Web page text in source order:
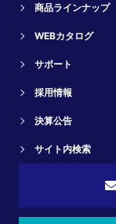
商品ラインナップ
WEBカタログ
サポート
採用情報
決算公告
サイト内検索